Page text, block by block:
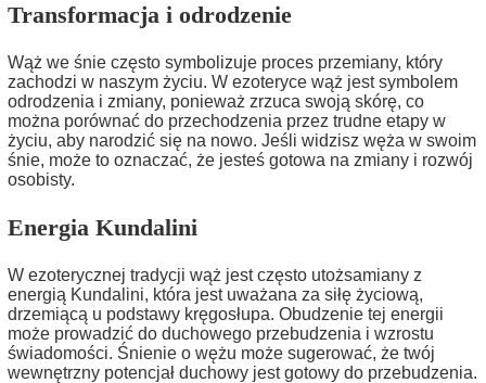
Transformacja i odrodzenie
Wąż we śnie często symbolizuje proces przemiany, który
zachodzi w naszym życiu. W ezoteryce wąż jest symbolem
odrodzenia i zmiany, ponieważ zrzuca swoją skórę, co
można porównać do przechodzenia przez trudne etapy w
życiu, aby narodzić się na nowo. Jeśli widzisz węża w swoim
śnie, może to oznaczać, że jesteś gotowa na zmiany i rozwój
osobisty.
Energia Kundalini
W ezoterycznej tradycji wąż jest często utożsamiany z
energią Kundalini, która jest uważana za siłę życiową,
drzemiącą u podstawy kręgosłupa. Obudzenie tej energii
może prowadzić do duchowego przebudzenia i wzrostu
świadomości. Śnienie o wężu może sugerować, że twój
wewnętrzny potencjał duchowy jest gotowy do przebudzenia.